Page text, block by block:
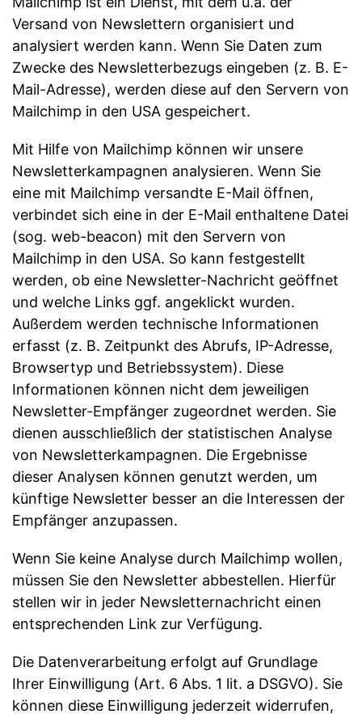
Versand von Newslettern organisiert und
analysiert werden kann. Wenn Sie Daten zum
Zwecke des Newsletterbezugs eingeben (z. B. E-
Mail-Adresse), werden diese auf den Servern von
Mailchimp in den USA gespeichert.
Mit Hilfe von Mailchimp können wir unsere
Newsletterkampagnen analysieren. Wenn Sie
eine mit Mailchimp versandte E-Mail öffnen,
verbindet sich eine in der E-Mail enthaltene Datei
(sog. web-beacon) mit den Servern von
Mailchimp in den USA. So kann festgestellt
werden, ob eine Newsletter-Nachricht geöffnet
und welche Links ggf. angeklickt wurden.
Außerdem werden technische Informationen
erfasst (z. B. Zeitpunkt des Abrufs, IP-Adresse,
Browsertyp und Betriebssystem). Diese
Informationen können nicht dem jeweiligen
Newsletter-Empfänger zugeordnet werden. Sie
dienen ausschließlich der statistischen Analyse
von Newsletterkampagnen. Die Ergebnisse
dieser Analysen können genutzt werden, um
künftige Newsletter besser an die Interessen der
Empfänger anzupassen.
Wenn Sie keine Analyse durch Mailchimp wollen,
müssen Sie den Newsletter abbestellen. Hierfür
stellen wir in jeder Newsletternachricht einen
entsprechenden Link zur Verfügung.
Die Datenverarbeitung erfolgt auf Grundlage
Ihrer Einwilligung (Art. 6 Abs. 1 lit. a DSGVO). Sie
können diese Einwilligung jederzeit widerrufen,